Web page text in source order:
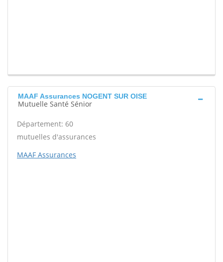
MAAF Assurances NOGENT SUR OISE
Mutuelle Santé Sénior
Département: 60
mutuelles d'assurances
MAAF Assurances